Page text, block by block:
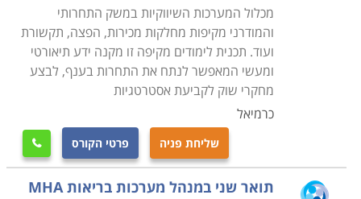
מכלול המערכות השיווקיות במשק התחרותי
והמודרני מקיפות מחלקות מכירות, הפצה, תקשורת
ועוד. תכנית לימודים מקיפה זו מקנה ידע תיאורטי
ומעשי המאפשר לנתח את התחרות בענף, לבצע
מחקרי שוק לקביעת אסטרטגיות
כרמיאל
שליחת פניה פרטי הקורס 
תואר שני במנהל מערכות בריאות MHA